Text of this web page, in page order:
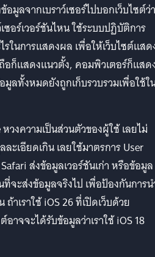
อมูลจากเบราว์เซอร์ไปบอกเว็บไซต์ว่า
ซอร์เวอร์ชันไหน ใช้ระบบปฏิบัติการ
รในการแสดงผล เพื่อให้เว็บไซต์แส
อก็แสดงแนวตั้ง, คอมพิวเตอร์ก็แสด
ลทั้งหมดยังถูกเก็บรวบรวมเพื่อใช้ใ
งความเป็นส่วนตัวของผู้ใช้ เลยไม่
ะเอียดเกิน เลยใช้มาตรการ User
ส่งข้อมูลเวอร์ชันเก่า หรือข้อมูล
ที่จะส่งข้อมูลจริงไป เพื่อป้องกันการ
าเราใช้ iOS 26 ที่เปิดเว็บด้วย
อาจจะได้รับข้อมูลว่าเราใช้ iOS 18